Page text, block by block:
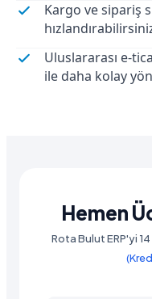
Kargo ve sipariş
Uluslararası e-
ile daha kolay
Hemen
Rota Bulut ERP'yi